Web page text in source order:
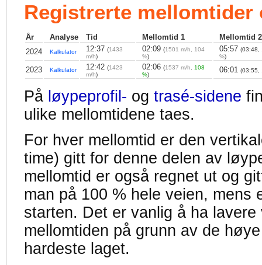
Registrerte mellomtider
År Analyse Tid Mellomtid 1
Mellomtid 2
2024
Kalkulator 12:37 (1433
m/h)
02:09 (1501 m/h, 104
%)
05:57 (03:48,
%)
2023 Kalkulator 12:42 (1423
m/h)
02:06 (1537 m/h, 108
%)
06:01 (03:55,
På løypeprofil- og trasé-sidene
ulike mellomtidene taes.
For hver mellomtid er den
time) gitt for denne delen av
mellomtid er også regnet ut og
man på 100 % hele veien, mens
starten. Det er vanlig å ha
mellomtiden på grunn av de
hardeste laget.